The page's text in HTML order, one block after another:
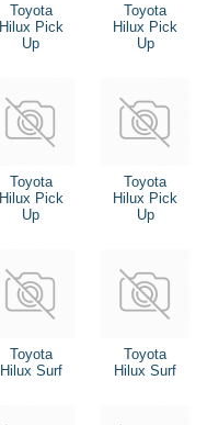
Toyota
Hilux Pick
Up
Toyota
Hilux Pick
Up
Toyota
Hilux Pick
Up
Toyota
Hilux Pick
Up
Toyota
Hilux Surf
Toyota
Hilux Surf